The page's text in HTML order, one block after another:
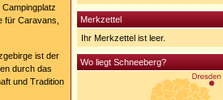
für Caravans,
ist der
durch das
und Tradition
Merkzettel
Ihr Merkzettel ist leer.
Wo liegt Schneeberg?